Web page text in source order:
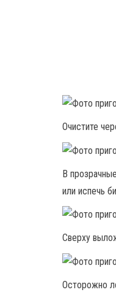
Очистите
В
или испечь
Сверху
Осторожно